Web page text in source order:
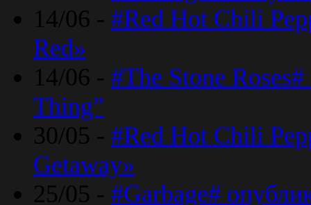
14/06 - #Red Hot Chili
Red»
14/06 - #The Stone
Thing”
30/05 - #Red Hot Chili
Getaway»
25/05 - #Garbage#